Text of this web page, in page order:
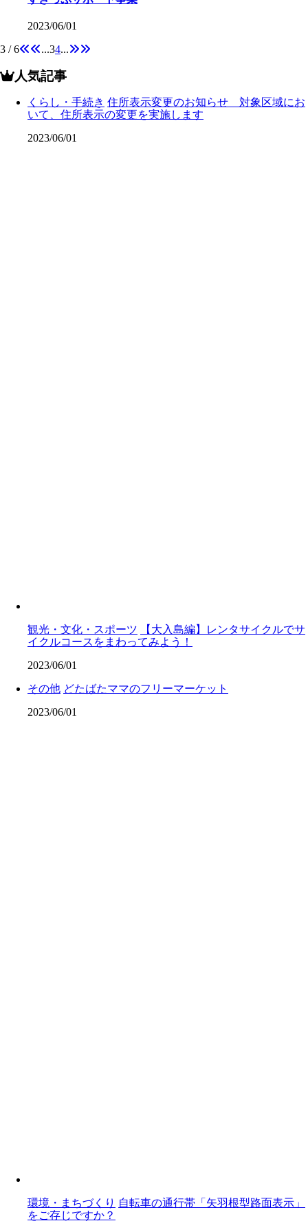
2023/06/01
3 / 6
...34...
人気記事
くらし・手続き 住所表示変更のお知らせ 対象区域にお
いて、住所表示の変更を実施します
2023/06/01
観光・文化・スポーツ
【大入島編】レンタサイクルでサ
イクルコースをまわってみよう！
2023/06/01
その他 どたばたママのフリーマーケット
2023/06/01
環境・まちづくり 自転車の通行帯「矢羽根型路面表示」
をご存じですか？